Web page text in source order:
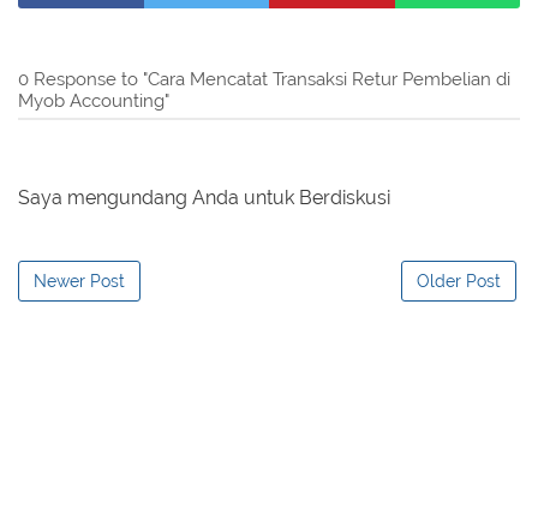
0 Response to "Cara Mencatat Transaksi Retur Pembelian di
Myob Accounting"
Saya mengundang Anda untuk Berdiskusi
Newer Post Older Post